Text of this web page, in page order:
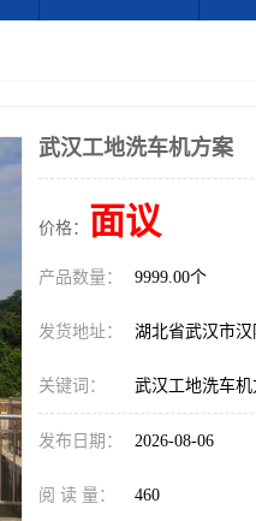
武汉工地洗车机方案
价格： 面议
产品数量： 9999.00个
发货地址： 湖北省武汉市
关键词： 武汉工地洗车机
发布日期： 2026-08-06
阅 读 量： 460